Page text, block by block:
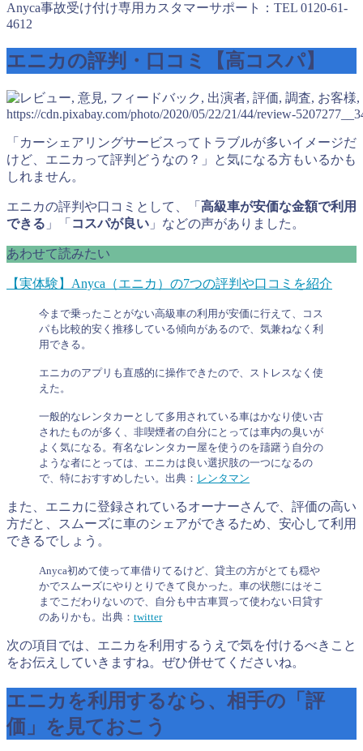
Anyca事故受け付け専用カスタマーサポート：TEL 0120-61-
4612
エニカの評判・口コミ【高コスパ】
https://cdn.pixabay.com/photo/2020/05/22/21/44/review-
「カーシェアリングサービスってトラブルが多いイメージだ
けど、エニカって評判どうなの？」と気になる方もいるかも
しれません。
エニカの評判や口コミとして、「 高級車が安価な金額で利用
できる 」「 コスパが良い 」などの声がありました。
あわせて読みたい
【実体験】Anyca（エニカ）の7つの評判や口コミを紹介
今まで乗ったことがない高級車の利用が安価に行えて、コス
パも比較的安く推移している傾向があるので、気兼ねなく利
用できる。
エニカのアプリも直感的に操作できたので、ストレスなく使
えた。
一般的なレンタカーとして多用されている車はかなり使い古
されたものが多く、非喫煙者の自分にとっては車内の臭いが
よく気になる。有名なレンタカー屋を使うのを躊躇う自分の
ような者にとっては、エニカは良い選択肢の一つになるの
で、特におすすめしたい。出典： レンタマン
また、エニカに登録されているオーナーさんで、評価の高い
方だと、スムーズに車のシェアができるため、安心して利用
できるでしょう。
Anyca初めて使って車借りてるけど、貸主の方がとても穏や
かでスムーズにやりとりできて良かった。車の状態にはそこ
までこだわりないので、自分も中古車買って使わない日貸す
のありかも。出典： twitter
次の項目では、エニカを利用するうえで気を付けるべきこと
をお伝えしていきますね。ぜひ併せてくださいね。
エニカを利用するなら、相手の「評
価」を見ておこう